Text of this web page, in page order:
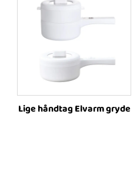
Lige håndtag Elvarm gryde